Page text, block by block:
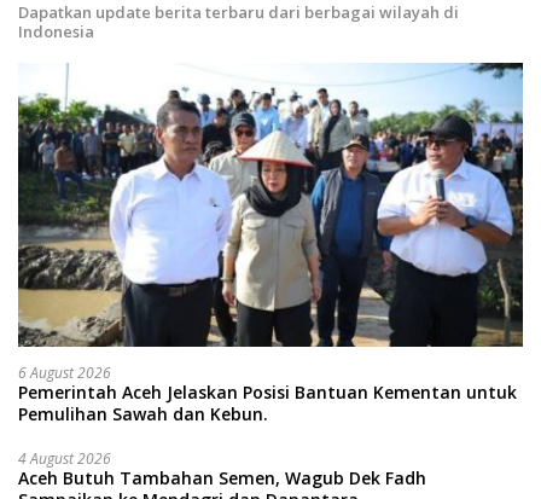
Dapatkan update berita terbaru dari berbagai wilayah di
Indonesia
6 August 2026
Pemerintah Aceh Jelaskan Posisi Bantuan Kementan untuk
Pemulihan Sawah dan Kebun.
4 August 2026
Aceh Butuh Tambahan Semen, Wagub Dek Fadh